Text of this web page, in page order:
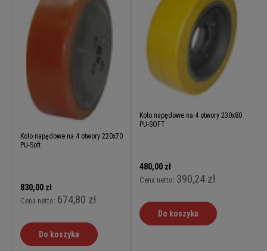
Koło napędowe na 4 otwory 220x70
PU-Soft
830,00 zł
Cena netto: 674,80 zł
Do koszyka
Koło napędowe na 4 otwory 230x80
PU-SOFT
480,00 zł
Cena netto: 390,24 zł
Do koszyka